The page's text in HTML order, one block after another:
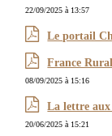
22/09/2025 à 13:57
Le portail
France
08/09/2025 à 15:16
La lettre aux
20/06/2025 à 15:21